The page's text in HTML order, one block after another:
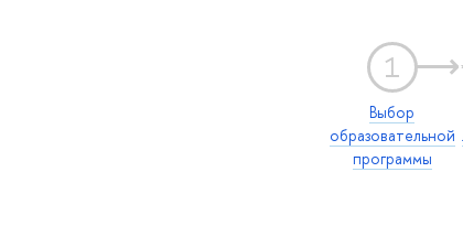
1
Выбор
образовательной
программы